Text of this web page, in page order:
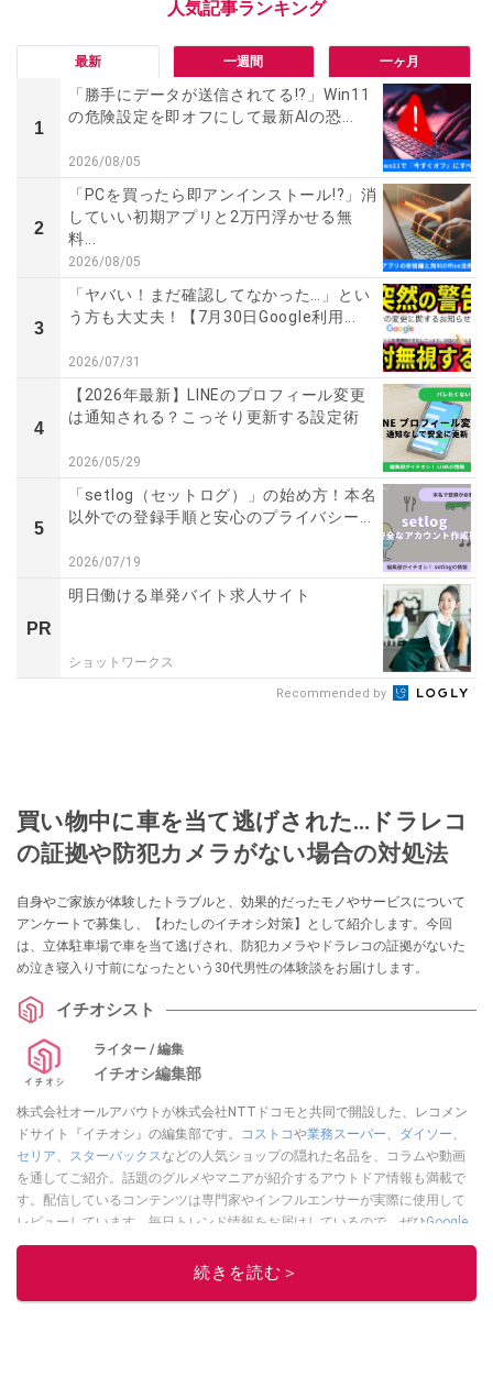
最新 一週間 一ヶ月
1
「勝手にデータが送信されてる!?」Win11
の危険設定を即オフにして最新AIの恐...
2026/08/05
2
「PCを買ったら即アンインストール!?」消
していい初期アプリと2万円浮かせる無
料...
2026/08/05
3
「ヤバい！まだ確認してなかった…」とい
う方も大丈夫！【7月30日Google利用...
2026/07/31
4
【2026年最新】LINEのプロフィール変更
は通知される？こっそり更新する設定術
2026/05/29
5
「setlog（セットログ）」の始め方！本名
以外での登録手順と安心のプライバシー...
2026/07/19
PR
明日働ける単発バイト求人サイト
ショットワークス
Recommended by
買い物中に車を当て逃げされた…ドラレコ
の証拠や防犯カメラがない場合の対処法
自身やご家族が体験したトラブルと、効果的だったモノやサービスについて
アンケートで募集し、【わたしのイチオシ対策】として紹介します。今回
は、立体駐車場で車を当て逃げされ、防犯カメラやドラレコの証拠がないた
め泣き寝入り寸前になったという30代男性の体験談をお届けします。
イチオシスト
ライター / 編集
イチオシ編集部
株式会社オールアバウトが株式会社NTTドコモと共同で開設した、レコメン
ドサイト『イチオシ』の編集部です。
コストコや業務スーパー、 ダイソー、
セリア、 スターバックスなどの人気ショップの隠れた名品を、コラムや動画
を通してご紹介。話題のグルメやマニアが紹介するアウトドア情報も満載で
す。配信しているコンテンツは専門家やインフルエンサーが実際に使用して
レビューしています。毎日トレンド情報をお届けしているので、ぜひGoogle
ニュースでフォローしてください！
このイチオシストの他の記事を読む
続きを読む＞